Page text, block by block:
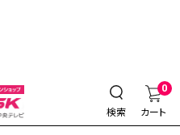
検索 カート
0